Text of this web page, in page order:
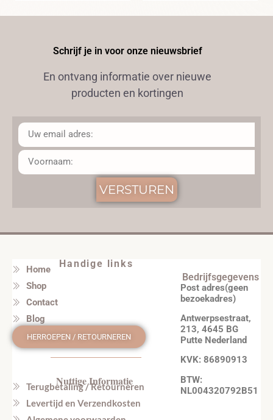
Schrijf je in voor onze nieuwsbrief
En ontvang informatie over nieuwe
producten en kortingen
VERSTUREN
Handige links
Home
Shop
Contact
Blog
HERROEPEN / RETOURNEREN
Nuttige Informatie
Terugbetaling / Retourneren
Levertijd en Verzendkosten
Bedrijfsgegevens
Post adres(geen
bezoekadres)
Antwerpsestraat,
213, 4645 BG
Putte Nederland
KVK: 86890913
BTW:
NL004320792B51